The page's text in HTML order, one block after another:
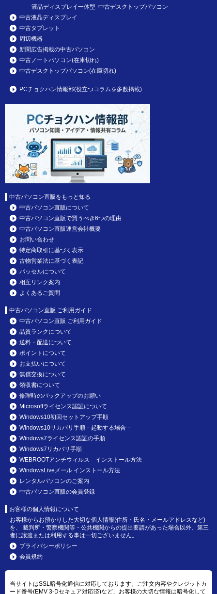
液晶ディスプレイ一体型 中古デスクトップパソコン
中古液晶ディスプレイ
中古タブレット
周辺機器
新聞広告掲載の中古パソコン
中古ノートパソコン(在庫切れ)
中古デスクトップパソコン(在庫切れ)
PCチョクハン情報部(役立つコラムを多数掲載)
中古パソコン直販をもっと知る
中古パソコン直販について
中古パソコン直販で買うべき6つの理由
中古パソコン直販運営会社概要
お問い合わせ
特定商取引に基づく表示
古物営業法に基づく表記
パッセルについて
相互リンク案内
よくあるご質問
中古パソコン直販 ご利用ガイド
中古パソコン直販 ご利用ガイド
品質ランクについて
送料・配送について
ポイントについて
お支払いについて
無償交換について
領収書について
修理時のバックアップのお願い
Microsoftライセンス認証について
Windows10初回セットアップ手順
Windows10リカバリ手順－起動する場合－
Windows7ライセンス認証の手順
Windows7リカバリ手順
WEBROOTアンチウィルス インストール方法
WindowsLiveメール インストール方法
レンタルパソコンのご案内
中古パソコン直販の会員登録
お客様の個人情報について
お客様からお預かりした大切な個人情報(住所・氏名・メールアドレスなど)
を、 裁判所・警察機関等・公共機関からの提出要請があった場合以外、第三
者に譲渡または利用する事は一切ございません。
プライバシーポリシー
会員規約
当サイトはSSL暗号化通信に対応しております。ご注文内容やクレジットカ
ード番号(EMV 3-Dセキュア対応済)など、お客様の大切な情報は暗号化して